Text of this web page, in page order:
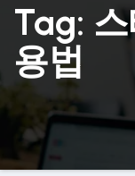
Tag:
용법